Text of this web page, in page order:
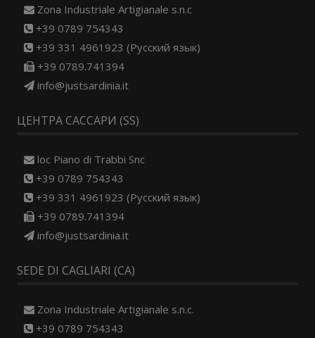
Zona Industriale Artigianale s.n.c
+39 0789 754343
+39 331 4961923 (Русский язык)
+39 0789.741394
info@justsardinia.it
ЦЕНТРА САССАРИ (SS)
loc Piano di Trabbi Snc
+39 0789 754343
+39 331 4961923 (Русский язык)
+39 0789.741394
info@justsardinia.it
SEDE DI CAGLIARI (CA)
Zona Industriale Artigianale s.n.c.
+39 0789 754343